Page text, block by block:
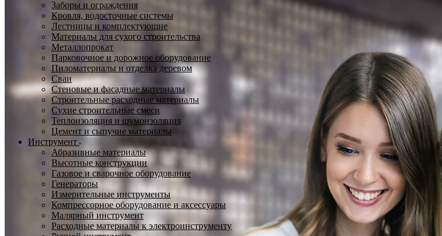
Заборы и ограждения
Кровля, водосточные системы
Лестницы и комплектующие
Материалы для сухого строительства
Металлопрокат
Парковочное и дорожное оборудование
Пиломатериалы и отделка деревом
Сваи
Стеновые и фасадные материалы
Строительные расходные материалы
Сухие строительные смеси
Теплоизоляция и шумоизоляция
Цемент и сыпучие материалы
Инструмент
Абразивные материалы
Высотные конструкции
Газовое и сварочное оборудование
Генераторы
Измерительные инструменты
Компрессорное оборудование и аксессуары
Малярный инструмент
Расходные материалы к электроинструменту